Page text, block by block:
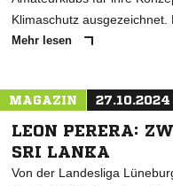
Klimaschutz ausgezeichnet.
Mehr lesen
MAGAZIN 27.10.2024
LEON PERERA:
SRI LANKA
Von der Landesliga